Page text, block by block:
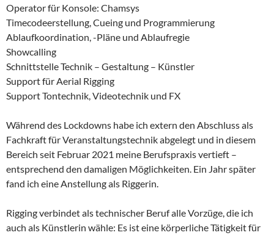
Operator für Konsole: Chamsys
Timecodeerstellung, Cueing und Programmierung
Ablaufkoordination, -Pläne und Ablaufregie
Showcalling
Schnittstelle Technik – Gestaltung – Künstler
Support für Aerial Rigging
Support Tontechnik, Videotechnik und FX
Während des Lockdowns habe ich extern den Abschluss als
Fachkraft für Veranstaltungstechnik abgelegt und in diesem
Bereich seit Februar 2021 meine Berufspraxis vertieft –
entsprechend den damaligen Möglichkeiten. Ein Jahr später
fand ich eine Anstellung als Riggerin.
Rigging verbindet als technischer Beruf alle Vorzüge, die ich
auch als Künstlerin wähle: Es ist eine körperliche Tätigkeit für